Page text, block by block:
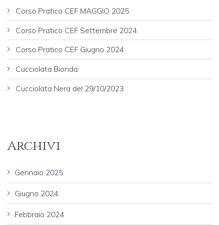
Corso Pratico CEF MAGGIO 2025
Corso Pratico CEF Settembre 2024
Corso Pratico CEF Giugno 2024
Cucciolata Bionda
Cucciolata Nera del 29/10/2023
Archivi
Gennaio 2025
Giugno 2024
Febbraio 2024